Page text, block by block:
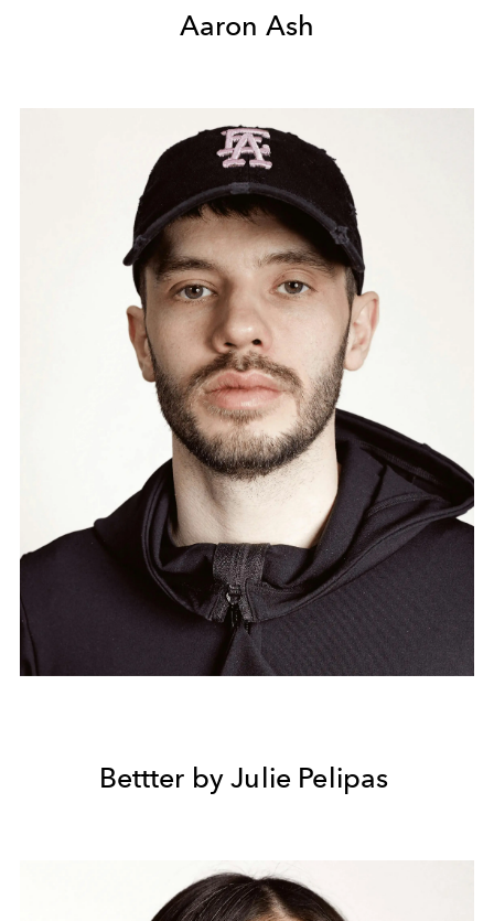
Aaron Ash
Bettter by Julie Pelipas